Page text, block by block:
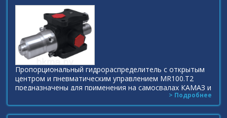
Пропорциональный гидрораспределитель с открытым
центром и пневматическим управлением MR100.T2
предназначены для применения на самосвалах КАМАЗ и
др. Гидрораспределители с открытым центром и> Подробнее